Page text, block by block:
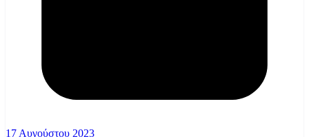
17 Αυγούστου 2023